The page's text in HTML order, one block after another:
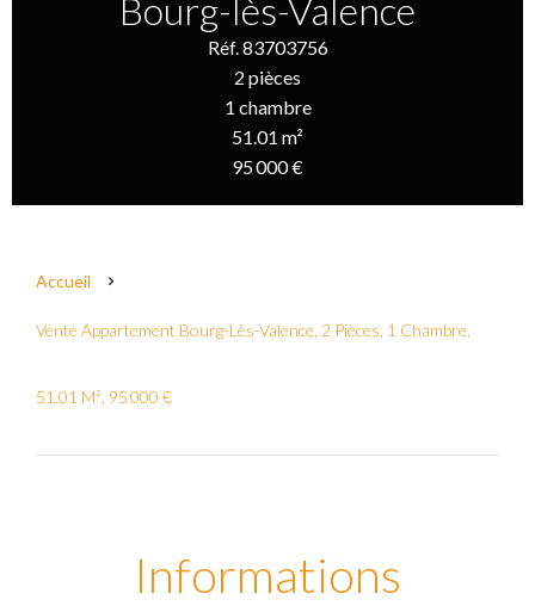
Bourg-lès-Valence
Réf. 83703756
2 pièces
1 chambre
51.01 m²
95 000 €
Accueil
Vente Appartement Bourg-Lès-Valence, 2 Pièces, 1 Chambre,
51.01 M², 95 000 €
Informations